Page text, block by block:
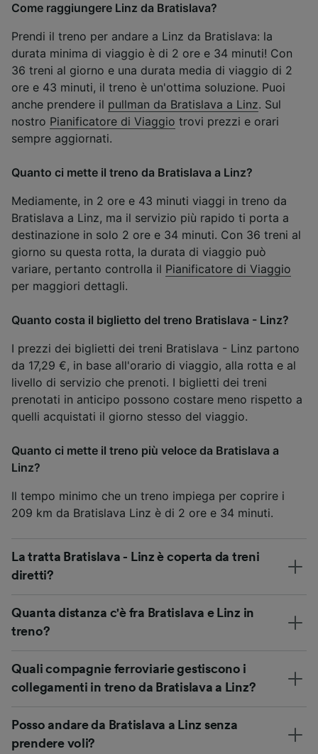
Come raggiungere Linz da Bratislava?
Prendi il treno per andare a Linz da Bratislava: la
durata minima di viaggio è di 2 ore e 34 minuti! Con
36 treni al giorno e una durata media di viaggio di 2
ore e 43 minuti, il treno è un'ottima soluzione. Puoi
anche prendere il pullman da Bratislava a Linz. Sul
nostro Pianificatore di Viaggio trovi prezzi e orari
sempre aggiornati.
Quanto ci mette il treno da Bratislava a Linz?
Mediamente, in 2 ore e 43 minuti viaggi in treno da
Bratislava a Linz, ma il servizio più rapido ti porta a
destinazione in solo 2 ore e 34 minuti. Con 36 treni al
giorno su questa rotta, la durata di viaggio può
variare, pertanto controlla il Pianificatore di Viaggio
per maggiori dettagli.
Quanto costa il biglietto del treno Bratislava - Linz?
I prezzi dei biglietti dei treni Bratislava - Linz partono
da 17,29 €, in base all'orario di viaggio, alla rotta e al
livello di servizio che prenoti. I biglietti dei treni
prenotati in anticipo possono costare meno rispetto a
quelli acquistati il giorno stesso del viaggio.
Quanto ci mette il treno più veloce da Bratislava a
Linz?
Il tempo minimo che un treno impiega per coprire i
209 km da Bratislava Linz è di 2 ore e 34 minuti.
La tratta Bratislava - Linz è coperta da treni
diretti?
Quanta distanza c'è fra Bratislava e Linz in
treno?
Quali compagnie ferroviarie gestiscono i
collegamenti in treno da Bratislava a Linz?
Posso andare da Bratislava a Linz senza
prendere voli?